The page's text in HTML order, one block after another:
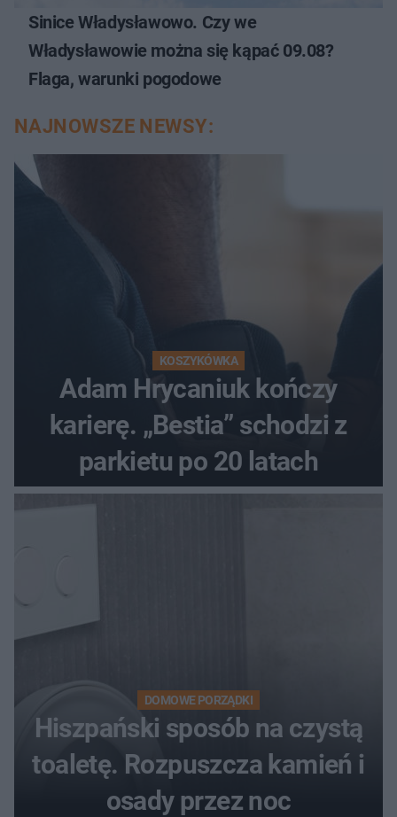
Sinice Władysławowo. Czy we
Władysławowie można się kąpać 09.08?
Flaga, warunki pogodowe
NAJNOWSZE NEWSY:
KOSZYKÓWKA
Adam Hrycaniuk kończy
karierę. „Bestia” schodzi z
parkietu po 20 latach
DOMOWE PORZĄDKI
Hiszpański sposób na czystą
toaletę. Rozpuszcza kamień i
osady przez noc